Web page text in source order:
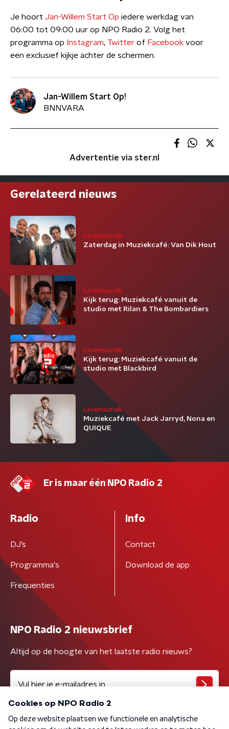
Je hoort Jan-Willem Start Op iedere werkdag van
06:00 tot 09:00 uur op NPO Radio 2. Volg het
programma op Instagram, Twitter of Facebook voor
een exclusief kijkje achter de schermen.
Jan-Willem Start Op!
BNNVARA
Advertentie via ster.nl
Gerelateerd nieuws
Livemuziek
Zaterdag in Muziekcafé: Van Dik Hout
Livemuziek
Kijk terug: Muziekcafé vanuit de
studio met Rilan & The Bombardiers
Livemuziek
Kijk terug: Muziekcafé vanuit de
studio met Blackbird
Livemuziek
Muziekcafé met Jack Jarryd, Nona en
QUIQUE
Er is maar één NPO Radio 2
Radio
DJ’s
Programma's
Frequenties
Info
Contact
Download de app
NPO Radio 2 nieuwsbrief
Altijd op de hoogte van het laatste radio nieuws?